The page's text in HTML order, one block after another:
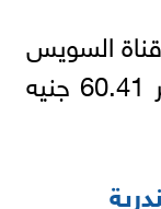
السويس
نحو 60.22 جنيه للشراء، وسعر 60.41 جنيه